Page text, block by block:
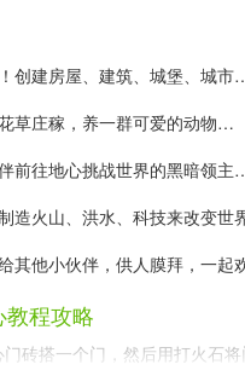
创建房屋、建筑、城堡、城市
草庄稼，养一群可爱的动物…
前往地心挑战世界的黑暗领主
造火山、洪水、科技来改变世
他小伙伴，供人膜拜，一起
教程攻略
砖搭一个门，然后用打火石将